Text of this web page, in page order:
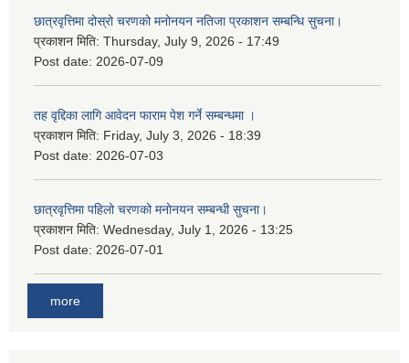
छात्रवृत्तिमा दोस्रो चरणको मनोनयन नतिजा प्रकाशन सम्बन्धि सुचना।
प्रकाशन मिति: Thursday, July 9, 2026 - 17:49
Post date: 2026-07-09
तह वृद्दिका लागि आवेदन फाराम पेश गर्ने सम्बन्धमा ।
प्रकाशन मिति: Friday, July 3, 2026 - 18:39
Post date: 2026-07-03
छात्रवृत्तिमा पहिलो चरणको मनोनयन सम्बन्धी सुचना।
प्रकाशन मिति: Wednesday, July 1, 2026 - 13:25
Post date: 2026-07-01
more